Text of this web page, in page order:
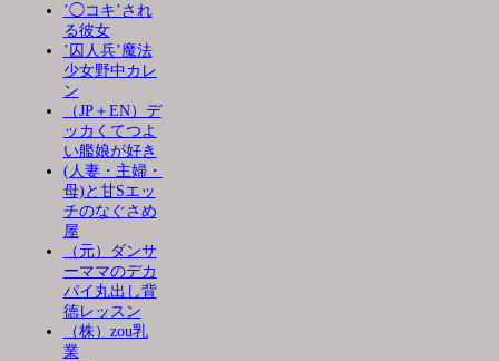
’◯コキ’され
る彼女
’囚人兵’魔法
少女野中カレ
ン
（JP＋EN）デ
ッカくてつよ
い艦娘が好き
(人妻・主婦・
母)と甘Sエッ
チのなぐさめ
屋
（元）ダンサ
ーママのデカ
パイ丸出し背
徳レッスン
（株）zou乳
業